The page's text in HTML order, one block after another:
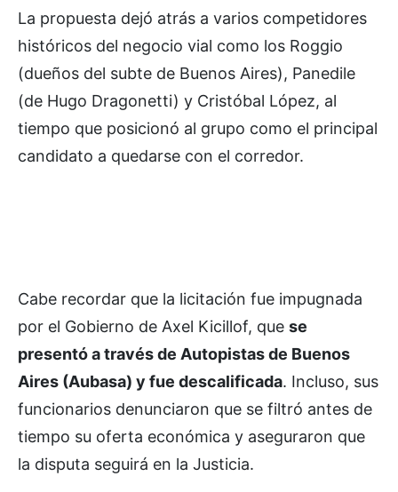
La propuesta dejó atrás a varios competidores
históricos del negocio vial como los Roggio
(dueños del subte de Buenos Aires), Panedile
(de Hugo Dragonetti) y Cristóbal López, al
tiempo que posicionó al grupo como el principal
candidato a quedarse con el corredor.
Cabe recordar que la licitación fue impugnada
por el Gobierno de Axel Kicillof, que se
presentó a través de Autopistas de Buenos
Aires (Aubasa) y fue descalificada. Incluso, sus
funcionarios denunciaron que se filtró antes de
tiempo su oferta económica y aseguraron que
la disputa seguirá en la Justicia.